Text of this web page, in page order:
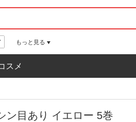
もっと見る
スメ
ン目あり イエロー 5巻